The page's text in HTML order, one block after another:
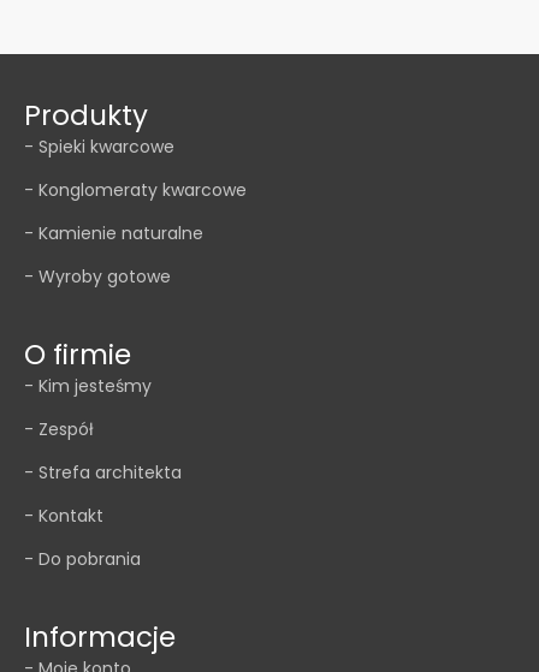
Produkty
- Spieki kwarcowe
- Konglomeraty kwarcowe
- Kamienie naturalne
- Wyroby gotowe
O firmie
- Kim jesteśmy
- Zespół
- Strefa architekta
- Kontakt
- Do pobrania
Informacje